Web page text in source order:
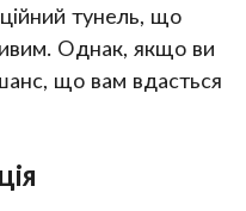
тунель, що
Однак, якщо ви
що вам вдасться